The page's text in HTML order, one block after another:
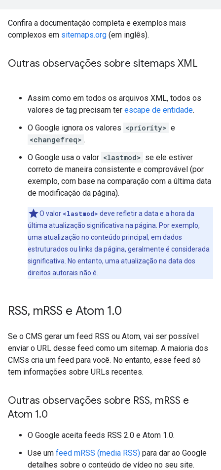
Confira a documentação completa e exemplos mais
complexos em sitemaps.org (em inglês).
Outras observações sobre sitemaps XML
Assim como em todos os arquivos XML, todos os
valores de tag precisam ter escape de entidade.
O Google ignora os valores <priority> e
<changefreq> .
O Google usa o valor <lastmod> se ele estiver
correto de maneira consistente e comprovável (por
exemplo, com base na comparação com a última data
de modificação da página).
O valor <lastmod> deve refletir a data e a hora da
última atualização significativa na página. Por exemplo,
uma atualização no conteúdo principal, em dados
estruturados ou links da página, geralmente é considerada
significativa. No entanto, uma atualização na data dos
direitos autorais não é.
RSS, mRSS e Atom 1.0
Se o CMS gerar um feed RSS ou Atom, vai ser possível
enviar o URL desse feed como um sitemap. A maioria dos
CMSs cria um feed para você. No entanto, esse feed só
tem informações sobre URLs recentes.
Outras observações sobre RSS, mRSS e
Atom 1.0
O Google aceita feeds RSS 2.0 e Atom 1.0.
Use um feed mRSS (media RSS) para dar ao Google
detalhes sobre o conteúdo de vídeo no seu site.